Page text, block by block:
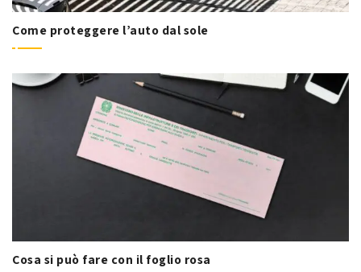
Come proteggere l’auto dal sole
Cosa si può fare con il foglio rosa